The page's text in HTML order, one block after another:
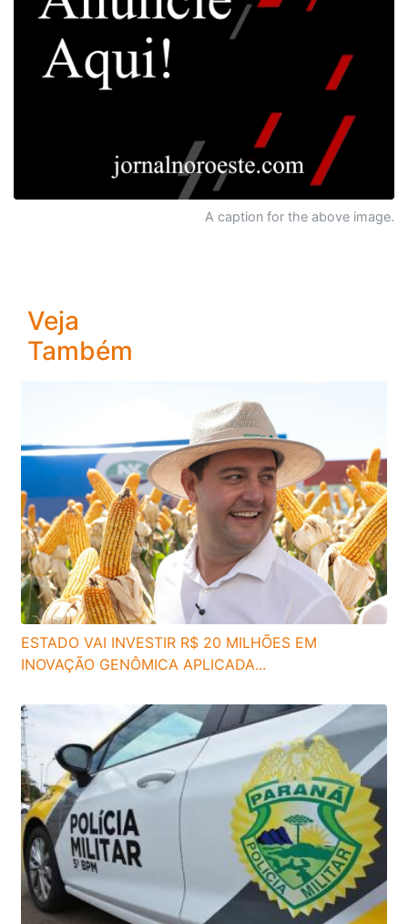
A caption for the above image.
Veja
Também
ESTADO VAI INVESTIR R$ 20 MILHÕES EM
INOVAÇÃO GENÔMICA APLICADA...